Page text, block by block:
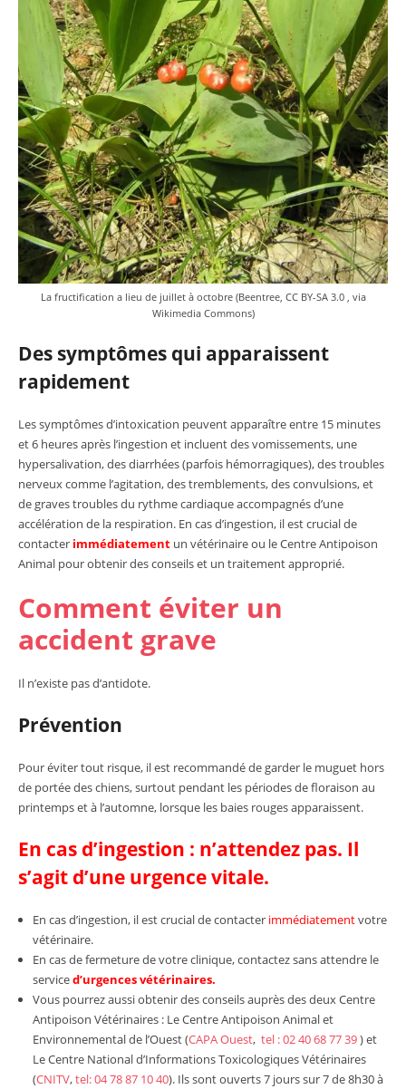
La fructification a lieu de juillet à octobre (Beentree, CC BY-SA 3.0, via
Wikimedia Commons)
Des symptômes qui apparaissent
rapidement
Les symptômes d’intoxication peuvent apparaître entre 15 minutes
et 6 heures après l’ingestion et incluent des vomissements, une
hypersalivation, des diarrhées (parfois hémorragiques), des troubles
nerveux comme l’agitation, des tremblements, des convulsions, et
de graves troubles du rythme cardiaque accompagnés d’une
accélération de la respiration. En cas d’ingestion, il est crucial de
contacter immédiatement un vétérinaire ou le Centre Antipoison
Animal pour obtenir des conseils et un traitement approprié.
Comment éviter un
accident grave
Il n’existe pas d’antidote.
Prévention
Pour éviter tout risque, il est recommandé de garder le muguet hors
de portée des chiens, surtout pendant les périodes de floraison au
printemps et à l’automne, lorsque les baies rouges apparaissent.
En cas d’ingestion : n’attendez pas. Il
s’agit d’une urgence vitale.
En cas d’ingestion, il est crucial de contacter immédiatementvotre
vétérinaire.
En cas de fermeture de votre clinique, contactez sans attendre le
serviced’urgences vétérinaires.
Vous pourrez aussi obtenir des conseils auprès des deux Centre
Antipoison Vétérinaires : Le Centre Antipoison Animal et
Environnemental de l’Ouest (CAPA Ouest, tel : 02 40 68 77 39) et
Le Centre National d’Informations Toxicologiques Vétérinaires
(CNITV,tel: 04 78 87 10 40). Ils sont ouverts 7 jours sur 7 de 8h30 à